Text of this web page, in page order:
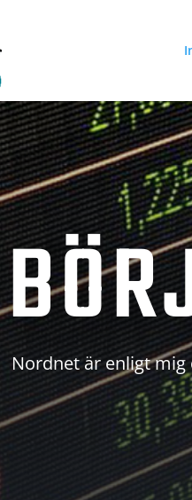
Nordnet är enligt mig